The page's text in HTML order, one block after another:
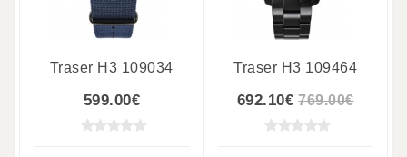
Traser H3 109034
599.00€
Traser H3 109464
692.10€ 769.00€